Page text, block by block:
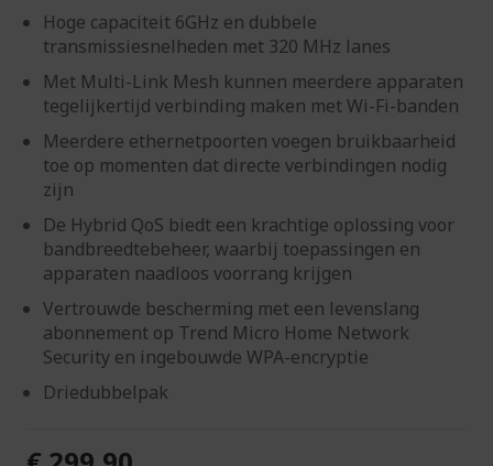
Hoge capaciteit 6GHz en dubbele
transmissiesnelheden met 320 MHz lanes
Met Multi-Link Mesh kunnen meerdere apparaten
tegelijkertijd verbinding maken met Wi-Fi-banden
Meerdere ethernetpoorten voegen bruikbaarheid
toe op momenten dat directe verbindingen nodig
zijn
De Hybrid QoS biedt een krachtige oplossing voor
bandbreedtebeheer, waarbij toepassingen en
apparaten naadloos voorrang krijgen
Vertrouwde bescherming met een levenslang
abonnement op Trend Micro Home Network
Security en ingebouwde WPA-encryptie
Driedubbelpak